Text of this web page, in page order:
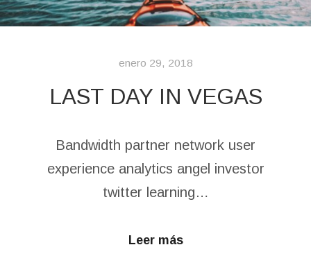
enero 29, 2018
LAST DAY IN VEGAS
Bandwidth partner network user
experience analytics angel investor
twitter learning…
Leer más